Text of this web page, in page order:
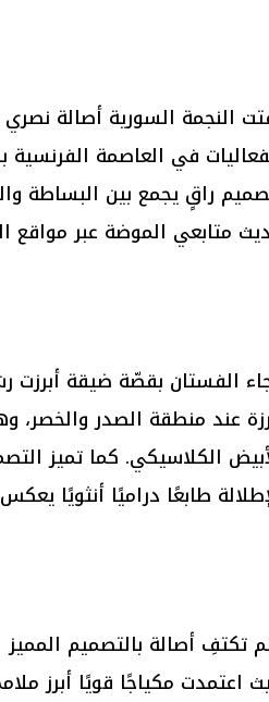
النجمة السورية أصالة نصري
في العاصمة
راقٍ يجمع بين البساطة
متابعي الموضة عبر مواقع
الفستان بقصّة ضيقة أبرزت
عند منطقة الصدر والخصر،
الكلاسيكي. كما تميز
طابعًا دراميًا أنثويًا
تكتفِ أصالة بالتصميم
اعتمدت مكياجًا قويًا أبرز